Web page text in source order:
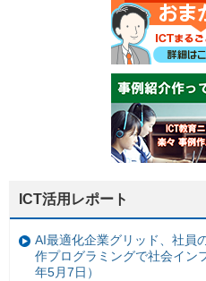
ICT活用レポート
AI最適化企業グリッド、社員
作プログラミングで社会イン
年5月7日）